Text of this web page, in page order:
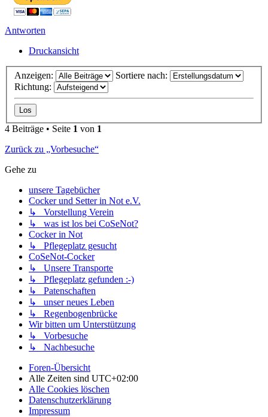
Antworten
Druckansicht
Anzeigen:
Sortiere nach:
Richtung:
4 Beiträge • Seite 1 von 1
Zurück zu „Vorbesuche“
Gehe zu
unsere Tagebücher
Cocker und Setter in Not e.V.
↳ Vorstellung Verein
↳ was ist los bei CoSeNot?
Cocker in Not
↳ Pflegeplatz gesucht
CoSeNot-Cocker
↳ Unsere Transporte
↳ Pflegeplatz gefunden :-)
↳ Patenschaften
↳ unser neues Leben
↳ Regenbogenbrücke
Wir bitten um Unterstützung
↳ Vorbesuche
↳ Nachbesuche
Foren-Übersicht
Alle Zeiten sind UTC+02:00
Alle Cookies löschen
Datenschutzerklärung
Impressum